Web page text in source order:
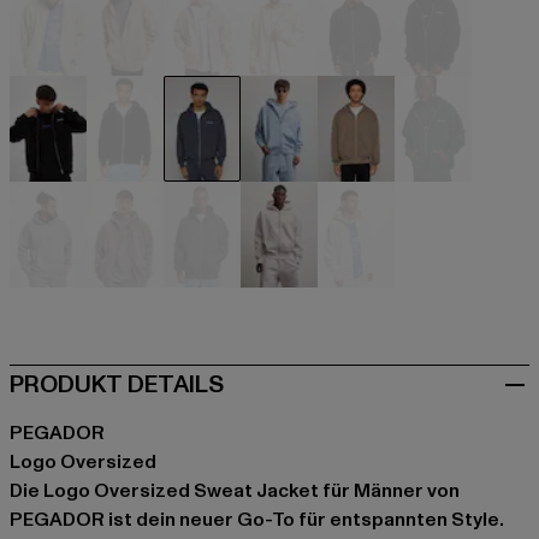
beige beige beige schwarz
blau
PRODUKT DETAILS
PEGADOR
Logo Oversized
Die Logo Oversized Sweat Jacket für Männer von
PEGADOR ist dein neuer Go-To für entspannten Style.